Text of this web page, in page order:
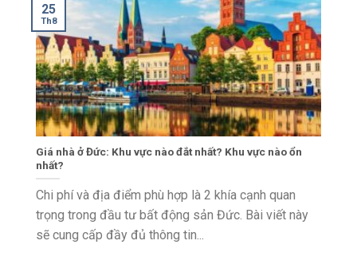
Giá nhà ở Đức: Khu vực nào đắt nhất? Khu vực nào ổn
nhất?
Chi phí và địa điểm phù hợp là 2 khía cạnh quan
trọng trong đầu tư bất động sản Đức. Bài viết này
sẽ cung cấp đầy đủ thông tin...
25
Th8